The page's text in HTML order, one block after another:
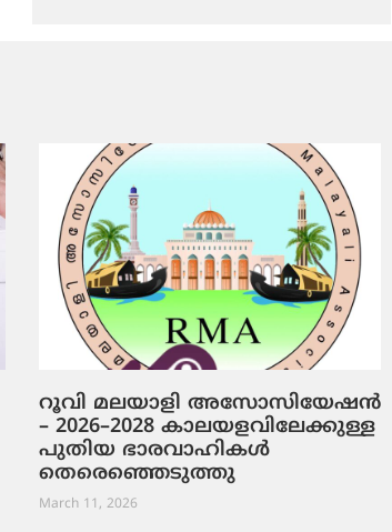
റൂവി മലയാളി അസോസിയേഷൻ
– 2026–2028 കാലയളവിലേക്കുള്ള
പുതിയ ഭാരവാഹികൾ
തെരെഞ്ഞെടുത്തു
March 11, 2026